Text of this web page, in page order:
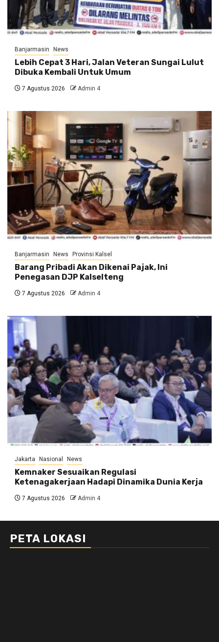
Banjarmasin News
Lebih Cepat 3 Hari, Jalan Veteran Sungai Lulut
Dibuka Kembali Untuk Umum
7 Agustus 2026 Admin 4
Banjarmasin News Provinsi Kalsel
Barang Pribadi Akan Dikenai Pajak, Ini
Penegasan DJP Kalselteng
7 Agustus 2026 Admin 4
Jakarta Nasional News
Kemnaker Sesuaikan Regulasi
Ketenagakerjaan Hadapi Dinamika Dunia Kerja
7 Agustus 2026 Admin 4
PETA LOKASI